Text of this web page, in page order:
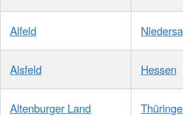
Alfeld
Alsfeld Hessen
Altenburger Land